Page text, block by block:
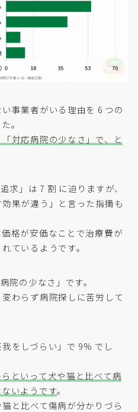
事業者がいる理由を 6 つの
。
対応病院の少なさ」で、と
求」は 7 割 に迫りますが、
果が違う」と言った指摘も
格が安価なことで治療費が
ているようです。
院の少なさ」です。
わらず病院探しに苦労して
をしづらい」で 9% でし
といって犬や猫と比べて病
いようです。
と比べて傷病が分かりづら